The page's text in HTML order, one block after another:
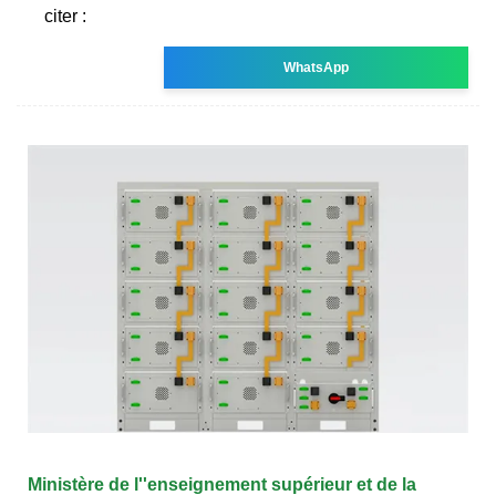
citer :
WhatsApp
Ministère de l''enseignement supérieur et de la